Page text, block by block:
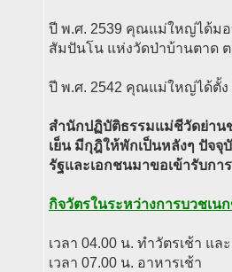
ปี พ.ศ. 2539 คุณแม่ใหญ่ได้มอ
สัมปันโน แห่งวัดป่าบ้านตาด
ปี พ.ศ. 2542 คุณแม่ใหญ่ได้ตั้ง
สำนักปฏิบัติธรรมแม่ชีวัดย่าน
เย็น มีกุฎิให้พักเป็นหลังๆ ปัจ
รัฐและเอกชนมาขอเข้ารับก
กิจวัตรในระหว่างการบวชเน
เวลา 04.00 น. ทำวัตรเช้า แ
เวลา 07.00 น. อาหารเช้า